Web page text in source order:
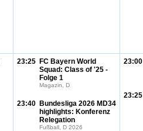
23:25 FC Bayern World
Squad: Class of '25 -
Folge 1
Magazin, D
23:40 Bundesliga 2026 MD34
highlights: Konferenz
Relegation
Fußball, D 2026
23:00
23:25